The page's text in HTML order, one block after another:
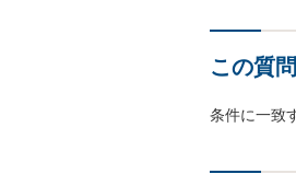
この質
条件に一致